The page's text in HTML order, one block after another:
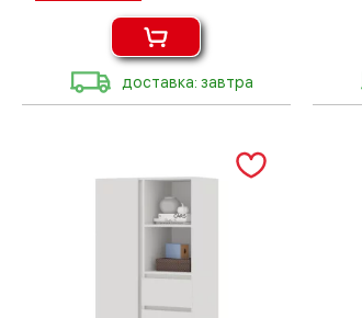
доставка: завтра